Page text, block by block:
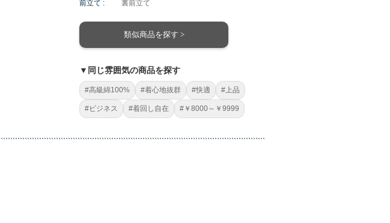
前立て : 裏前立て
類似商品を探す >
▼同じ雰囲気の商品を探す
#高級綿100% #着心地抜群 #快適 #上品
#ビジネス #着回し自在 #￥8000～￥9999